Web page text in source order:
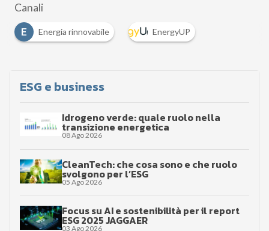
Canali
E
Energia rinnovabile EnergyUP
ESG e business
Idrogeno verde: quale ruolo nella
transizione energetica
08 Ago 2026
CleanTech: che cosa sono e che ruolo
svolgono per l’ESG
05 Ago 2026
Focus su AI e sostenibilità per il report
ESG 2025 JAGGAER
03 Ago 2026